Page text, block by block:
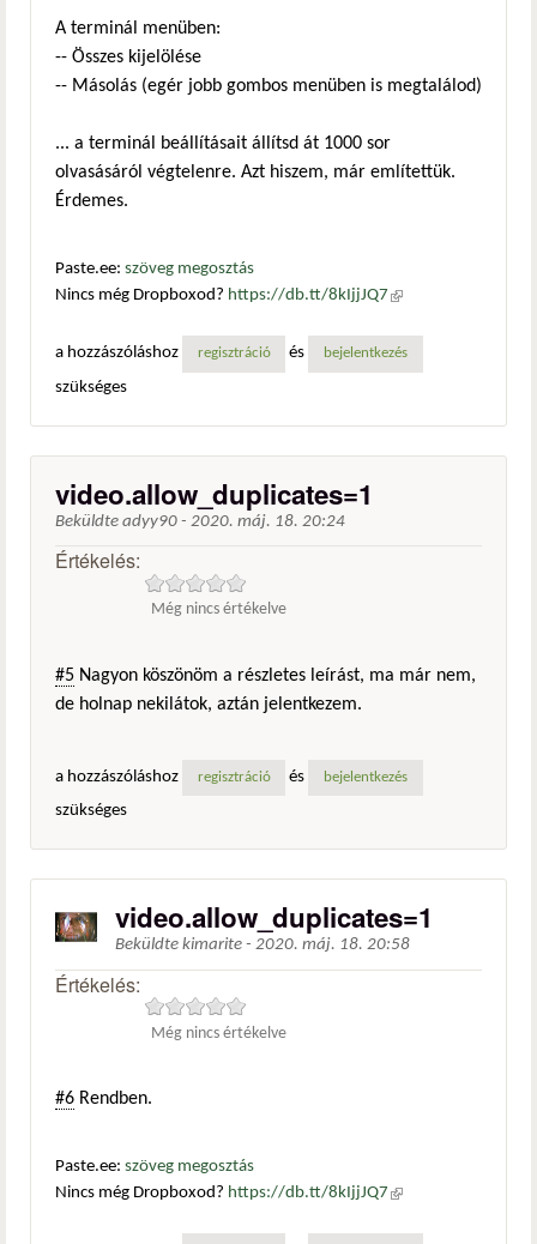
A terminál menüben:
-- Összes kijelölése
-- Másolás (egér jobb gombos menüben is megtalálod)
... a terminál beállításait állítsd át 1000 sor
olvasásáról végtelenre. Azt hiszem, már említettük.
Érdemes.
Paste.ee: szöveg megosztás
Nincs még Dropboxod? https://db.tt/8kIjjJQ7 (külső
a hozzászóláshoz
regisztráció és bejelentkezés
szükséges
video.allow_duplicates=1
Beküldte adyy90 - 2020. máj. 18. 20:24
Értékelés:
Még nincs értékelve
#5 Nagyon köszönöm a részletes leírást, ma már nem,
de holnap nekilátok, aztán jelentkezem.
a hozzászóláshoz regisztráció és bejelentkezés
szükséges
video.allow_duplicates=1
Beküldte kimarite - 2020. máj. 18. 20:58
Értékelés:
Még nincs értékelve
#6 Rendben.
Paste.ee: szöveg megosztás
Nincs még Dropboxod? https://db.tt/8kIjjJQ7 (külső